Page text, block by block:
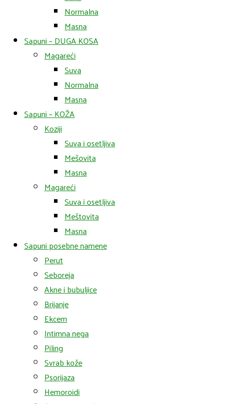
Normalna
Masna
Sapuni – DUGA KOSA
Magareći
Suva
Normalna
Masna
Sapuni – KOŽA
Koziji
Suva i osetljiva
Mešovita
Masna
Magareći
Suva i osetljiva
Meštovita
Masna
Sapuni posebne namene
Perut
Seboreja
Akne i bubuljice
Brijanje
Ekcem
Intimna nega
Piling
Svrab kože
Psorijaza
Hemoroidi